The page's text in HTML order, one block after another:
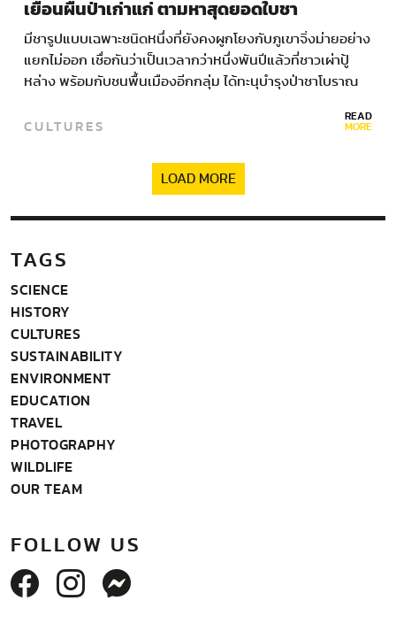
เยือนผืนป่าเก่าแก่ ตามหาสุดยอดใบชา
มีชารูปแบบเฉพาะชนิดหนึ่งที่ยังคงผูกโยงกับภูเขาจิ่งม่ายอย่าง
แยกไม่ออก เชื่อกันว่าเป็นเวลากว่าหนึ่งพันปีแล้วที่ชาวเผ่าปู้
หล่าง พร้อมกับชนพื้นเมืองอีกกลุ่ม ได้ทะนุบำรุงป่าชาโบราณ
เขียวชอุ่ม อาบไล้ต้นชาโบราณด้วยแสงอุ่นด้วยลำต้นขนาด…
CULTURES READ
MORE
LOAD MORE
TAGS
SCIENCE
HISTORY
CULTURES
SUSTAINABILITY
ENVIRONMENT
EDUCATION
TRAVEL
PHOTOGRAPHY
WILDLIFE
OUR TEAM
FOLLOW US